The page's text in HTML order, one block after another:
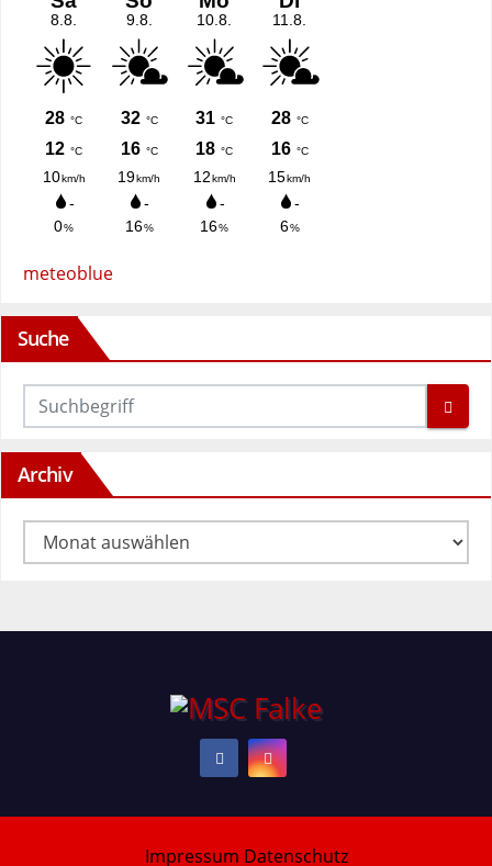
meteoblue
Suche
Archiv
Archiv
Impressum Datenschutz